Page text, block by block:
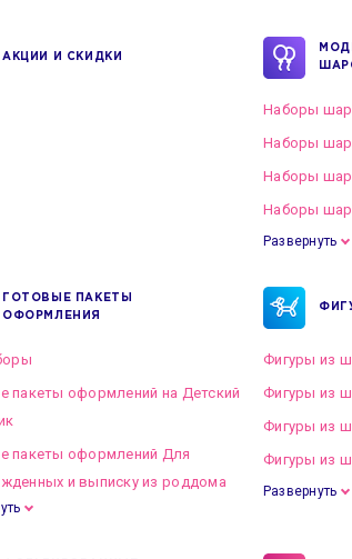
АКЦИИ И СКИДКИ
Наборы
Наборы
Наборы
Наборы
Развернуть
ГОТОВЫЕ ПАКЕТЫ
ОФОРМЛЕНИЯ
пакеты оформлений на Детский
пакеты оформлений Для
и выписку из роддома
пакеты оформлений на Свадьбу
Фигуры из
Фигуры из
Фигуры из
Фигуры из
Развернуть